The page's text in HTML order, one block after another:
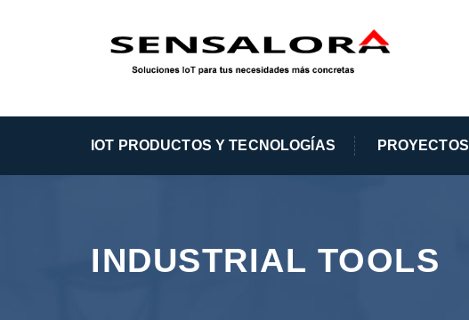
IOT PRODUCTOS Y TECNOLOGÍAS PROYECTOS
INDUSTRIAL TOOLS